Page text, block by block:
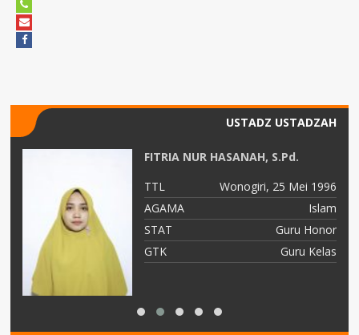
USTADZ USTADZAH
FITRIA NUR HASANAH, S.Pd.
TTL
Wonogiri, 25 Mei 1996
AGAMA
Islam
STAT
Guru Honor
GTK
Guru Kelas